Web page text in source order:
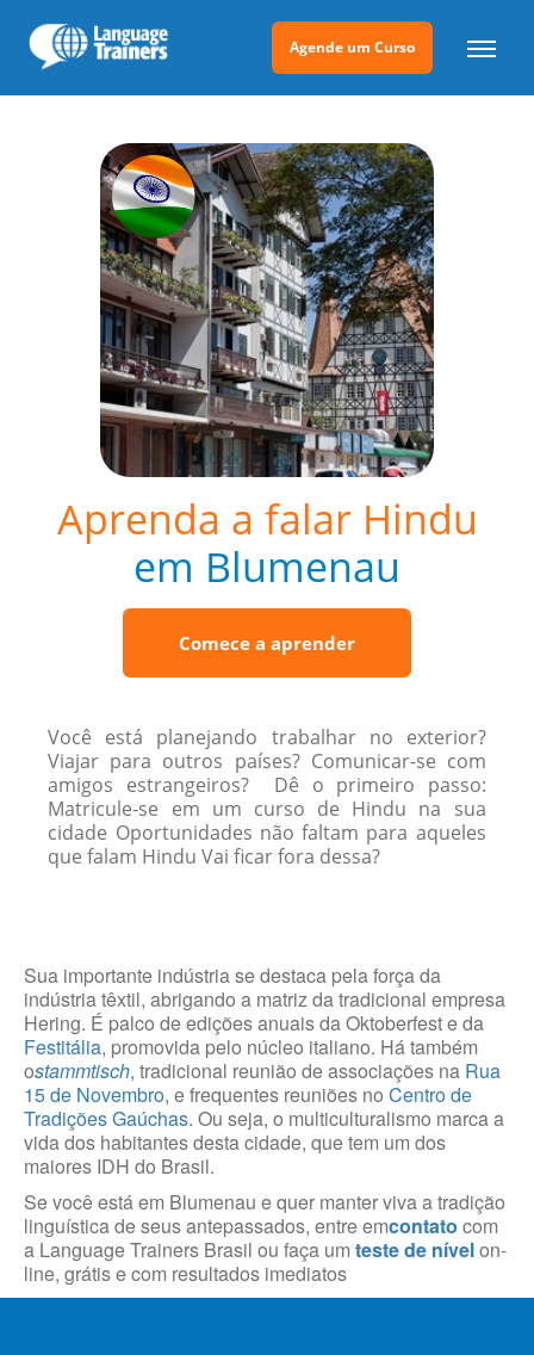
Agende um Curso
Aprenda a falar Hindu
em Blumenau
Comece a aprender
Você está planejando trabalhar no exterior?
Viajar para outros países? Comunicar-se com
amigos estrangeiros? Dê o primeiro passo:
Matricule-se em um curso de Hindu na sua
cidade Oportunidades não faltam para aqueles
que falam Hindu Vai ficar fora dessa?
Sua importante indústria se destaca pela força da
indústria têxtil, abrigando a matriz da tradicional empresa
Hering. É palco de edições anuais da Oktoberfest e da
Festitália, promovida pelo núcleo italiano. Há também
ostammtisch, tradicional reunião de associações na Rua
15 de Novembro, e frequentes reuniões no Centro de
Tradições Gaúchas. Ou seja, o multiculturalismo marca a
vida dos habitantes desta cidade, que tem um dos
maiores IDH do Brasil.
Se você está em Blumenau e quer manter viva a tradição
linguística de seus antepassados, entre emcontato com
a Language Trainers Brasil ou faça um teste de nívelon-
line, grátis e com resultados imediatos